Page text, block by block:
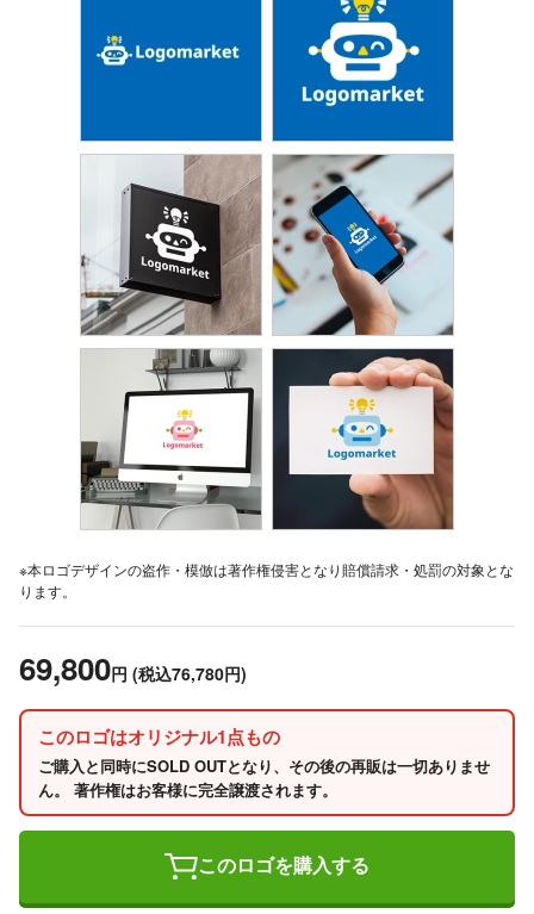
※本ロゴデザインの盗作・模倣は著作権侵害となり賠償請求・処罰の対象とな
ります。
69,800円 (税込76,780円)
このロゴはオリジナル1点もの
ご購入と同時にSOLD OUTとなり、その後の再販は一切ありませ
ん。 著作権はお客様に完全譲渡されます。
このロゴを購入する